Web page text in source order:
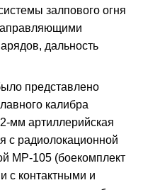
залпового огня
дальность
представлено
калибра
мм артиллерийская
с радиолокационной
МР-105 (боекомплект
с контактными и